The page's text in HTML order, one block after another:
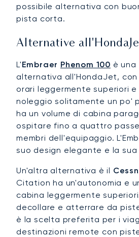
possibile alternativa con
pista corta.
Alternative
L'Embraer Phenom 100 è una
alternativa all'HondaJet,
orari leggermente superiori e
noleggio solitamente un po'
ha un volume di cabina
ospitare fino a quattro
membri dell'equipaggio.
suo design elegante e la
Un'altra alternativa è il
Citation ha un'autonomia e
cabina leggermente
decollare e atterrare da
è la scelta preferita per i
destinazioni remote con